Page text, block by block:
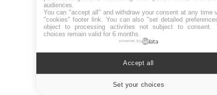
audiences.
You can "accept all" and withdraw your consent at any time
"cookies" footer link . You can also "set detailed
object to processing activities not subject to consent.
choices remain valid for 6 months.
powered by
Set your choices
Accept all